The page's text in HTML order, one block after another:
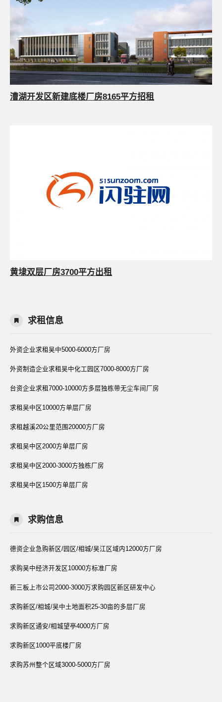
漕湖开发区新建底楼厂房8165平方招租
黄埭双层厂房3700平方出租
求租信息
外资企业求租吴中5000-6000方厂房
外资制造企业求租吴中化工园区7000-8000方厂房
台资企业求租7000-10000方多层独栋带无尘车间厂房
求租吴中区10000方单层厂房
求租越溪20公里范围20000方厂房
求租吴中区2000方单层厂房
求租吴中区2000-3000方独栋厂房
求租吴中区1500方单层厂房
求购信息
德资企业急购新区/园区/相城/吴江区域内12000方厂房
求购吴中经济开发区10000方标准厂房
新三板上市公司2000-3000万求购园区新区研发中心
求购新区/相城/吴中土地面积25-30亩的多层厂房
求购新区通安/相城望亭4000方厂房
求购新区1000平底楼厂房
求购苏州整个区域3000-5000方厂房